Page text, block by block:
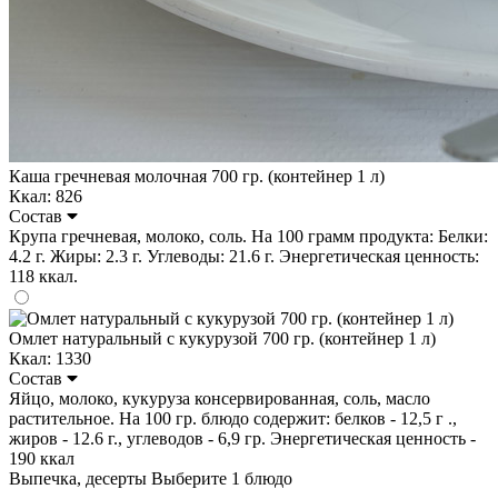
Каша гречневая молочная 700 гр. (контейнер 1 л)
Ккал: 826
Состав
Крупа гречневая, молоко, соль. На 100 грамм продукта: Белки:
4.2 г. Жиры: 2.3 г. Углеводы: 21.6 г. Энергетическая ценность:
118 ккал.
Омлет натуральный с кукурузой 700 гр. (контейнер 1 л)
Ккал: 1330
Состав
Яйцо, молоко, кукуруза консервированная, соль, масло
растительное. На 100 гр. блюдо содержит: белков - 12,5 г .,
жиров - 12.6 г., углеводов - 6,9 гр. Энергетическая ценность -
190 ккал
Выпечка, десерты Выберите 1 блюдо